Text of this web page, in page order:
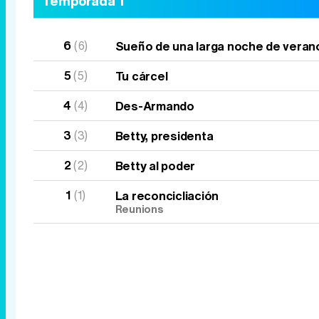
6(6) Sueño de una larga noche de
5(5) Tu cárcel
4 (4) Des-Armando
3 (3) Betty, presidenta
2(2) Betty al poder
1 (1) La reconcicliación
Reunions